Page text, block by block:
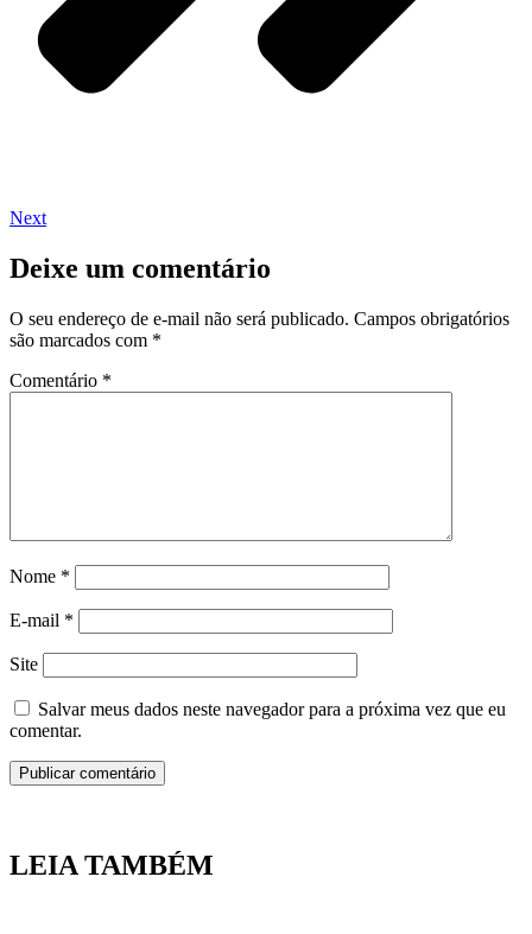
Next
Deixe um comentário
O seu endereço de e-mail não será publicado. Campos obrigatórios
são marcados com *
Comentário *
Nome *
E-mail *
Site
Salvar meus dados neste navegador para a próxima vez que eu
comentar.
LEIA TAMBÉM